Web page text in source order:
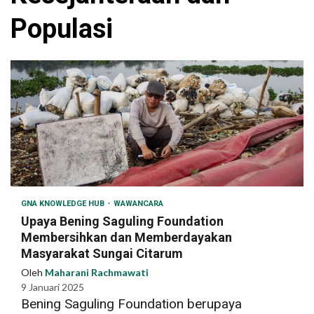
Populasi
GNA KNOWLEDGE HUB WAWANCARA
Upaya Bening Saguling Foundation
Membersihkan dan Memberdayakan
Masyarakat Sungai Citarum
Oleh Maharani Rachmawati
9 Januari 2025
Bening Saguling Foundation berupaya